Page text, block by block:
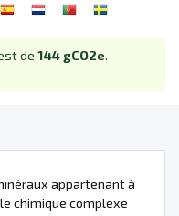
de 144 gCO2e.
appartenant à
chimique complexe